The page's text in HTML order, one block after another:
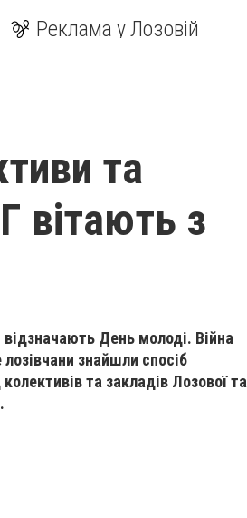
Реклама у Лозовій
та
вітають з
відзначають День молоді. Війна
знайшли спосіб
та закладів Лозової та